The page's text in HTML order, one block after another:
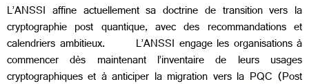
L’ANSSI affine actuellement sa doctrine de transition vers la
cryptographie post quantique, avec des recommandations et
calendriers ambitieux. L’ANSSI engage les organisations à
commencer dès maintenant l’inventaire de leurs usages
cryptographiques et à anticiper la migration vers la PQC (Post